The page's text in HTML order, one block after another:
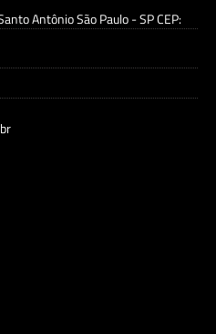
Antônio São Paulo - SP CEP: